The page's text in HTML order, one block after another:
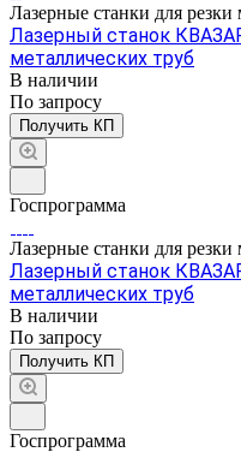
Лазерные станки для резки
Лазерный станок
металлических труб
В наличии
По запросу
Получить КП
Госпрограмма
Лазерные станки для резки
Лазерный станок
металлических труб
В наличии
По запросу
Получить КП
Госпрограмма